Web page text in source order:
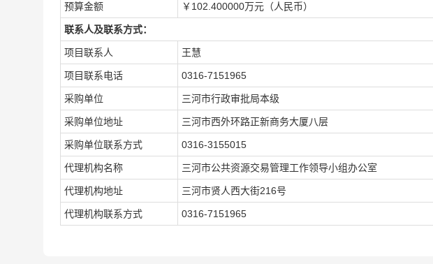
预算金额 ￥102.400000万元（人民币）
联系人及联系方式：
项目联系人 王慧
项目联系电话 0316-7151965
采购单位 三河市行政审批局本级
采购单位地址 三河市西外环路正新商务大厦八层
采购单位联系方式 0316-3155015
代理机构名称 三河市公共资源交易管理工作领导小组办公室
代理机构地址 三河市贤人西大街216号
代理机构联系方式 0316-7151965